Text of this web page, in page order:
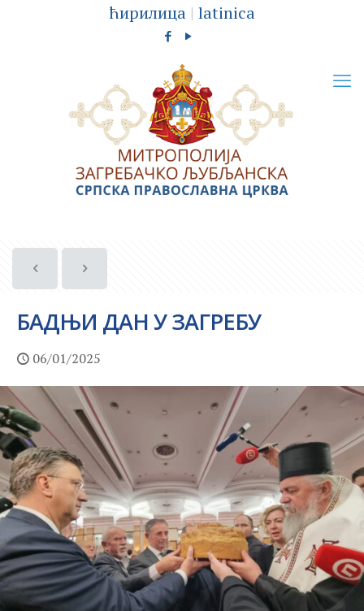
ћирилица | latinica
БАДЊИ ДАН У ЗАГРЕБУ
06/01/2025